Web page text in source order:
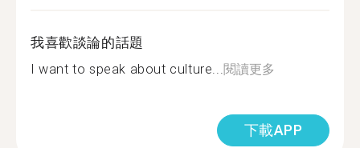
我喜歡談論的話題
I want to speak about culture...閱讀更多
下載APP